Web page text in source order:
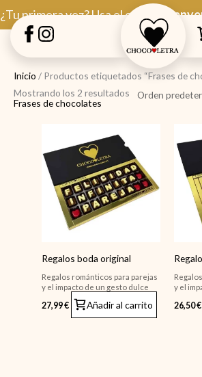
al
contenido
¿Tu primera vez? Usa el código
Inicio / Productos etiquetados “Frases de
Frases de chocolates
Mostrando los 2 resultados
Regalos boda original
Regalos románticos para parejas
y el impacto de un gesto dulce
27,99€ Añadir al carrito
y el
26,50€